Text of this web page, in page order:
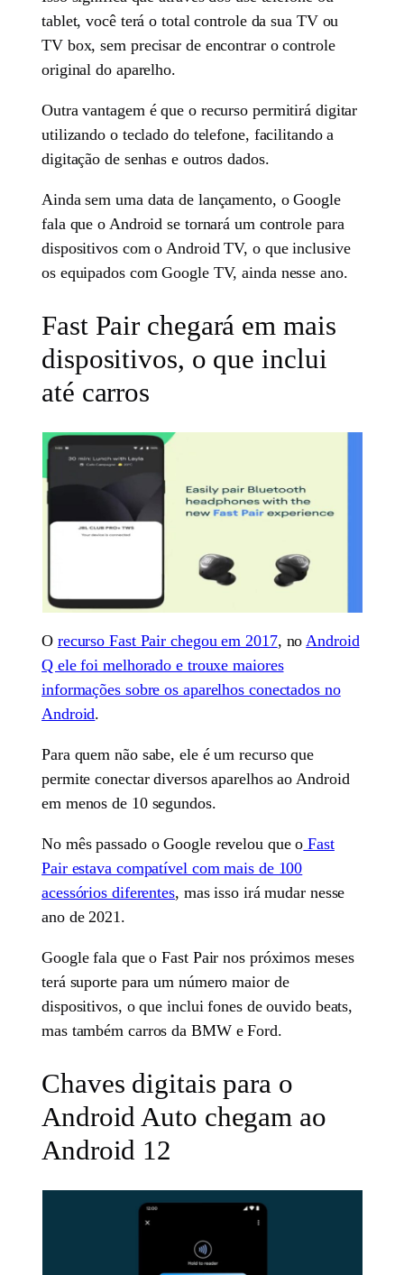
tablet, você terá o total controle da sua TV ou
TV box, sem precisar de encontrar o controle
original do aparelho.
Outra vantagem é que o recurso permitirá digitar
utilizando o teclado do telefone, facilitando a
digitação de senhas e outros dados.
Ainda sem uma data de lançamento, o Google
fala que o Android se tornará um controle para
dispositivos com o Android TV, o que inclusive
os equipados com Google TV, ainda nesse ano.
Fast Pair chegará em mais
dispositivos, o que inclui
até carros
O recurso Fast Pair chegou em 2017, no Android
Q ele foi melhorado e trouxe maiores
informações sobre os aparelhos conectados no
Android.
Para quem não sabe, ele é um recurso que
permite conectar diversos aparelhos ao Android
em menos de 10 segundos.
No mês passado o Google revelou que o Fast
Pair estava compatível com mais de 100
acessórios diferentes, mas isso irá mudar nesse
ano de 2021.
Google fala que o Fast Pair nos próximos meses
terá suporte para um número maior de
dispositivos, o que inclui fones de ouvido beats,
mas também carros da BMW e Ford.
Chaves digitais para o
Android Auto chegam ao
Android 12